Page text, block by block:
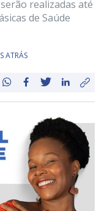
realizadas até
de Saúde
ATRÁS